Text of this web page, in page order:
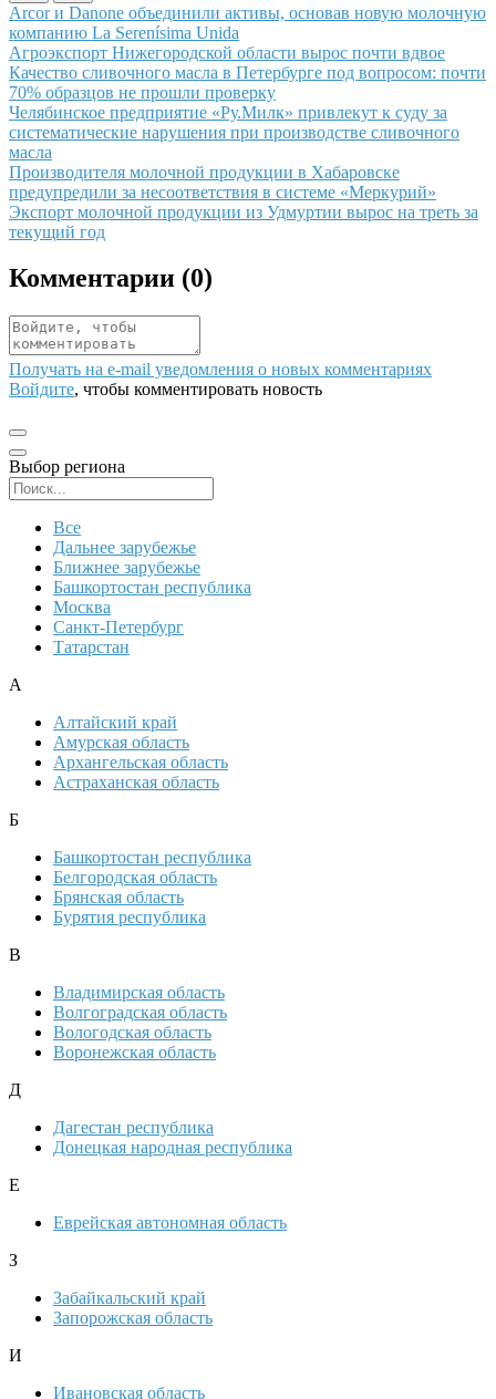
Иллюстрация новости
Arcor и Danone объединили активы, основав новую молочную
компанию La Serenísima Unida
Иллюстрация новости
Агроэкспорт Нижегородской области вырос почти вдвое
Иллюстрация новости
Качество сливочного масла в Петербурге под вопросом: почти
70% образцов не прошли проверку
Иллюстрация новости
Челябинское предприятие «Ру.Милк» привлекут к суду за
систематические нарушения при производстве сливочного
масла
Иллюстрация новости
Производителя молочной продукции в Хабаровске
предупредили за несоответствия в системе «Меркурий»
Иллюстрация новости
Экспорт молочной продукции из Удмуртии вырос на треть за
текущий год
Комментарии (0)
Получать на e‑mail уведомления о новых комментариях
Войдите, чтобы комментировать новость
Выбор региона
Все
Дальнее зарубежье
Ближнее зарубежье
Башкортостан республика
Москва
Санкт-Петербург
Татарстан
А
Алтайский край
Амурская область
Архангельская область
Астраханская область
Б
Башкортостан республика
Белгородская область
Брянская область
Бурятия республика
В
Владимирская область
Волгоградская область
Вологодская область
Воронежская область
Д
Дагестан республика
Донецкая народная республика
Е
Еврейская автономная область
З
Забайкальский край
Запорожская область
И
Ивановская область